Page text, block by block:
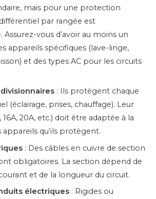
mais pour une protection
par rangée est
vous d’avoir au moins un
appareils spécifiques (lave-linge,
et des types AC pour les circuits
: Ils protègent chaque
(éclairage, prises, chauffage). Leur
16A, 20A, etc.) doit être adaptée à la
appareils qu’ils protègent.
: Des câbles en cuivre de section
obligatoires. La section dépend de
et de la longueur du circuit.
électriques : Rigides ou